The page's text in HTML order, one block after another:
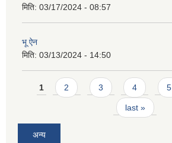
मिति: 03/17/2024 - 08:57
भू ऐन
मिति: 03/13/2024 - 14:50
Pages
1 2 3 4 5
last »
अन्य